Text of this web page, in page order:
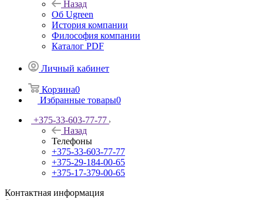
Назад
Об Ugreen
История компании
Философия компании
Каталог PDF
Личный кабинет
Корзина0
Избранные товары0
+375-33-603-77-77
Назад
Телефоны
+375-33-603-77-77
+375-29-184-00-65
+375-17-379-00-65
Контактная информация